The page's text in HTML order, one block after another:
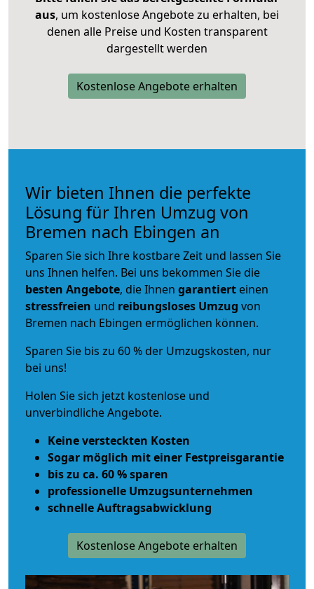
aus, um kostenlose Angebote zu erhalten, bei
denen alle Preise und Kosten transparent
dargestellt werden
Kostenlose Angebote erhalten
Wir bieten Ihnen die perfekte
Lösung für Ihren Umzug von
Bremen nach Ebingen an
Sparen Sie sich Ihre kostbare Zeit und lassen Sie
uns Ihnen helfen. Bei uns bekommen Sie die
besten Angebote, die Ihnen garantiert einen
stressfreien und reibungsloses Umzug von
Bremen nach Ebingen ermöglichen können.
Sparen Sie bis zu 60 % der Umzugskosten, nur
bei uns!
Holen Sie sich jetzt kostenlose und
unverbindliche Angebote.
Keine versteckten Kosten
Sogar möglich mit einer Festpreisgarantie
bis zu ca. 60 % sparen
professionelle Umzugsunternehmen
schnelle Auftragsabwicklung
Kostenlose Angebote erhalten